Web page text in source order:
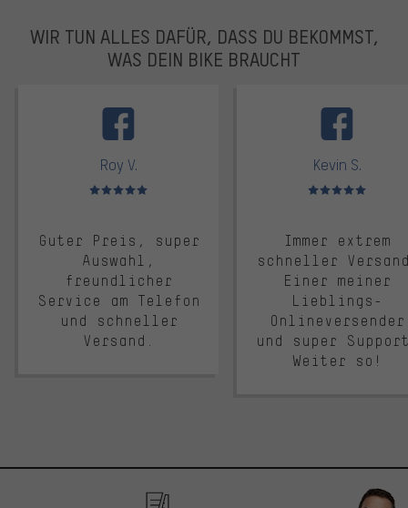
WIR TUN ALLES DAFÜR, DASS DU BEKOMMST,
WAS DEIN BIKE BRAUCHT
Roy V.
Bewertungen: 5 von 5
Guter Preis, super
Auswahl,
freundlicher
Service am Telefon
und schneller
Versand.
Kevin S.
Bewertungen: 5 von 5
Immer extrem
schneller
Einer meiner
Lieblings-
Onlineversender
und super
Weiter so!